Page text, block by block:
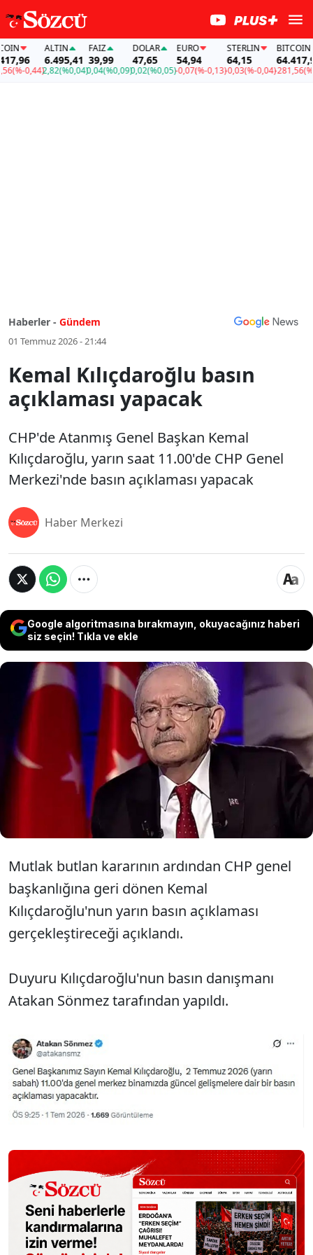
(%-0,44)
ALTIN
6.495,41
2,82(%0,04)
FAİZ
39,99
0,04(%0,09)
DOLAR
47,65
0,02(%0,05)
EURO
54,94
-0,07(%-0,13)
STERLIN
64,15
-0,03(%-0,04)
BITCOIN
64.417,96
-281,56(%-
Haberler - Gündem
01 Temmuz 2026 - 21:44
Kemal Kılıçdaroğlu basın
açıklaması yapacak
CHP'de Atanmış Genel Başkan Kemal
Kılıçdaroğlu, yarın saat 11.00'de CHP Genel
Merkezi'nde basın açıklaması yapacak
Haber Merkezi
Google algoritmasına bırakmayın, okuyacağınız haberi
siz seçin! Tıkla ve ekle
CHP'de Atanmış Genel Başkan Kemal
Kılıçdaroğlu, yarın saat 11.00'de CHP
Genel Merkezi'nde basın açıklaması
yapacak
Mutlak butlan kararının ardından CHP genel
başkanlığına geri dönen Kemal
Kılıçdaroğlu'nun yarın basın açıklaması
gerçekleştireceği açıklandı.
Duyuru Kılıçdaroğlu'nun basın danışmanı
Atakan Sönmez tarafından yapıldı.